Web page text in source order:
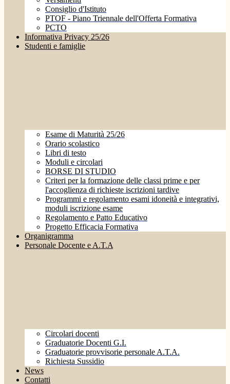
Consiglio d'Istituto
PTOF - Piano Triennale dell'Offerta Formativa
PCTO
Informativa Privacy 25/26
Studenti e famiglie
Esame di Maturità 25/26
Orario scolastico
Libri di testo
Moduli e circolari
BORSE DI STUDIO
Criteri per la formazione delle classi prime e per
l'accoglienza di richieste iscrizioni tardive
Programmi e regolamento esami idoneità e integrativi,
moduli iscrizione esame
Regolamento e Patto Educativo
Progetto Efficacia Formativa
Organigramma
Personale Docente e A.T.A
Circolari docenti
Graduatorie Docenti G.I.
Graduatorie provvisorie personale A.T.A.
Richiesta Sussidio
News
Contatti